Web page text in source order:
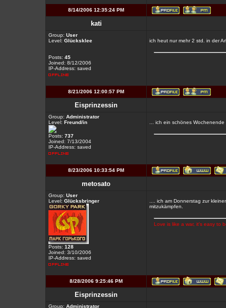
8/14/2006 12:35:24 PM
kati
Group: User
Level: Glücksklee
Posts: 45
Joined: 8/12/2006
IP-Address: saved
ich heut nur mehr 2 std. in der
8/21/2006 12:00:57 PM
Eisprinzessin
Group: Administrator
Level: Freund/in
Posts: 737
Joined: 7/13/2004
IP-Address: saved
... ich ein schönes
8/23/2006 10:33:54 PM
metosato
Group: User
Level: Glücksbringer
Posts: 128
Joined: 3/10/2006
IP-Address: saved
.... ich am Donnerstag zur
mitzukämpfen.
Love is like a war, it's easy to
8/28/2006 9:25:46 PM
Eisprinzessin
Group: Administrator